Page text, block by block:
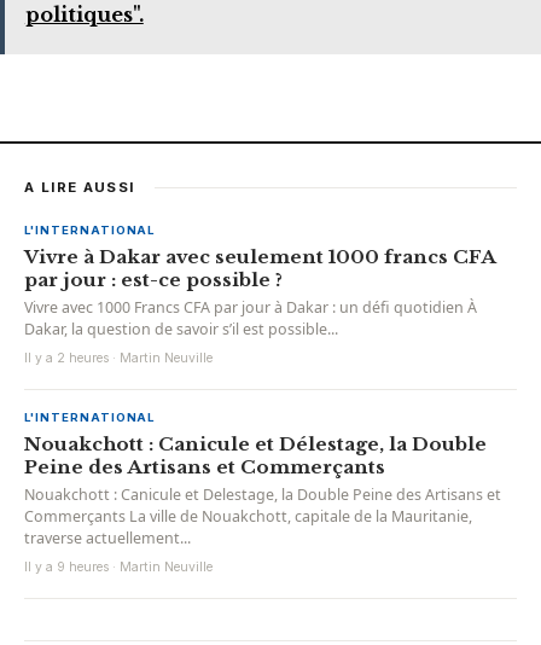
politiques".
A LIRE AUSSI
L'INTERNATIONAL
Vivre à Dakar avec seulement 1000 francs CFA
par jour : est-ce possible ?
Vivre avec 1000 Francs CFA par jour à Dakar : un défi quotidien À
Dakar, la question de savoir s’il est possible...
Il y a 2 heures · Martin Neuville
L'INTERNATIONAL
Nouakchott : Canicule et Délestage, la Double
Peine des Artisans et Commerçants
Nouakchott : Canicule et Delestage, la Double Peine des Artisans et
Commerçants La ville de Nouakchott, capitale de la Mauritanie,
traverse actuellement...
Il y a 9 heures · Martin Neuville